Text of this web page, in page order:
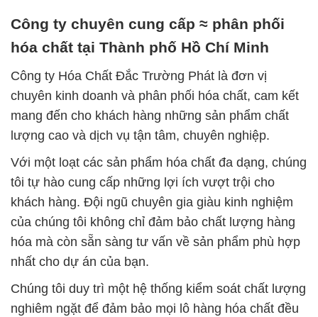
Công ty chuyên cung cấp ≈ phân phối
hóa chất tại Thành phố Hồ Chí Minh
Công ty Hóa Chất Đắc Trường Phát là đơn vị
chuyên kinh doanh và phân phối hóa chất, cam kết
mang đến cho khách hàng những sản phẩm chất
lượng cao và dịch vụ tận tâm, chuyên nghiệp.
Với một loạt các sản phẩm hóa chất đa dạng, chúng
tôi tự hào cung cấp những lợi ích vượt trội cho
khách hàng. Đội ngũ chuyên gia giàu kinh nghiệm
của chúng tôi không chỉ đảm bảo chất lượng hàng
hóa mà còn sẵn sàng tư vấn về sản phẩm phù hợp
nhất cho dự án của bạn.
Chúng tôi duy trì một hệ thống kiểm soát chất lượng
nghiêm ngặt để đảm bảo mọi lô hàng hóa chất đều